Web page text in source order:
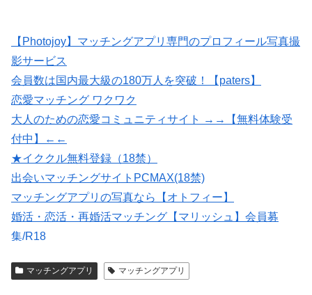
【Photojoy】マッチングアプリ専門のプロフィール写真撮
影サービス
会員数は国内最大級の180万人を突破！【paters】
恋愛マッチング ワクワク
大人のための恋愛コミュニティサイト →→【無料体験受
付中】←←
★イククル無料登録（18禁）
出会いマッチングサイトPCMAX(18禁)
マッチングアプリの写真なら【オトフィー】
婚活・恋活・再婚活マッチング【マリッシュ】会員募
集/R18
紹介型マッチングアプリArchers(アーチャーズ)
マッチングアプリ マッチングアプリ